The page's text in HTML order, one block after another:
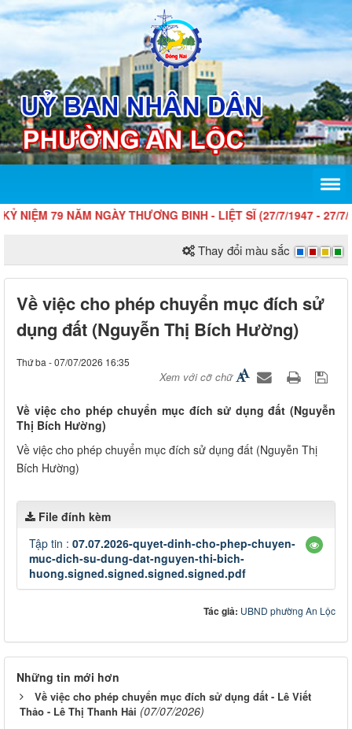
79 NĂM NGÀY THƯƠNG BINH - LIỆT SĨ (27/7/1947 - 27/7/2026)
Thay đổi màu sắc
Về việc cho phép chuyển mục đích sử
dụng đất (Nguyễn Thị Bích Hường)
Thứ ba - 07/07/2026 16:35
Xem với cỡ chữ
Về việc cho phép chuyển mục đích sử dụng đất (Nguyễn
Thị Bích Hường)
Về việc cho phép chuyển mục đích sử dụng đất (Nguyễn Thị
Bích Hường)
File đính kèm
Tập tin : 07.07.2026-quyet-dinh-cho-phep-chuyen-
muc-dich-su-dung-dat-nguyen-thi-bich-
huong.signed.signed.signed.signed.pdf
Tác giả: UBND phường An Lộc
Những tin mới hơn
Về việc cho phép chuyển mục đích sử dụng đất - Lê Viết
Thảo - Lê Thị Thanh Hải (07/07/2026)